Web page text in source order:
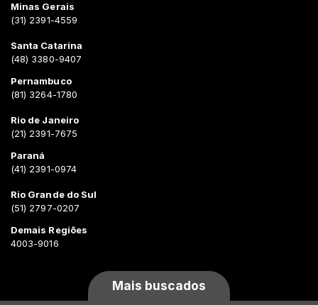
Minas Gerais
(31) 2391-4559
Santa Catarina
(48) 3380-9407
Pernambuco
(81) 3264-1780
Rio de Janeiro
(21) 2391-7675
Paraná
(41) 2391-0974
Rio Grande do Sul
(51) 2797-0207
Demais Regiões
4003-9016
Mais buscados